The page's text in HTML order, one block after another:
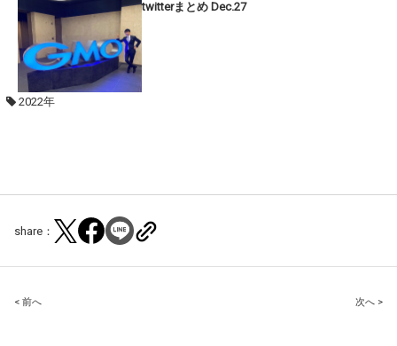
twitterまとめ Dec.27
2022年
share：
Post
< 前へ 次へ >